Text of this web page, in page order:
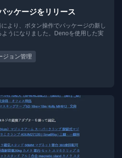
ッケージをリリース
より、ボタン操作でパッケージの新し
うになりました。Denoを使用した実
ジョン管理